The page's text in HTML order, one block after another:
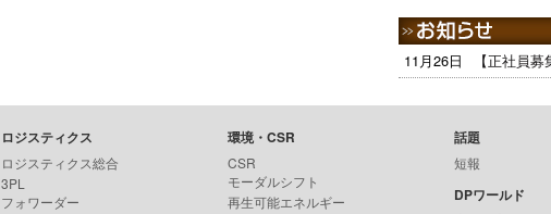
11月26日 【正社員
ロジスティクス
ロジスティクス総合
3PL
フォワーダー
環境・CSR
CSR
モーダルシフト
再生可能エネルギー
話題
短報
DPワールド